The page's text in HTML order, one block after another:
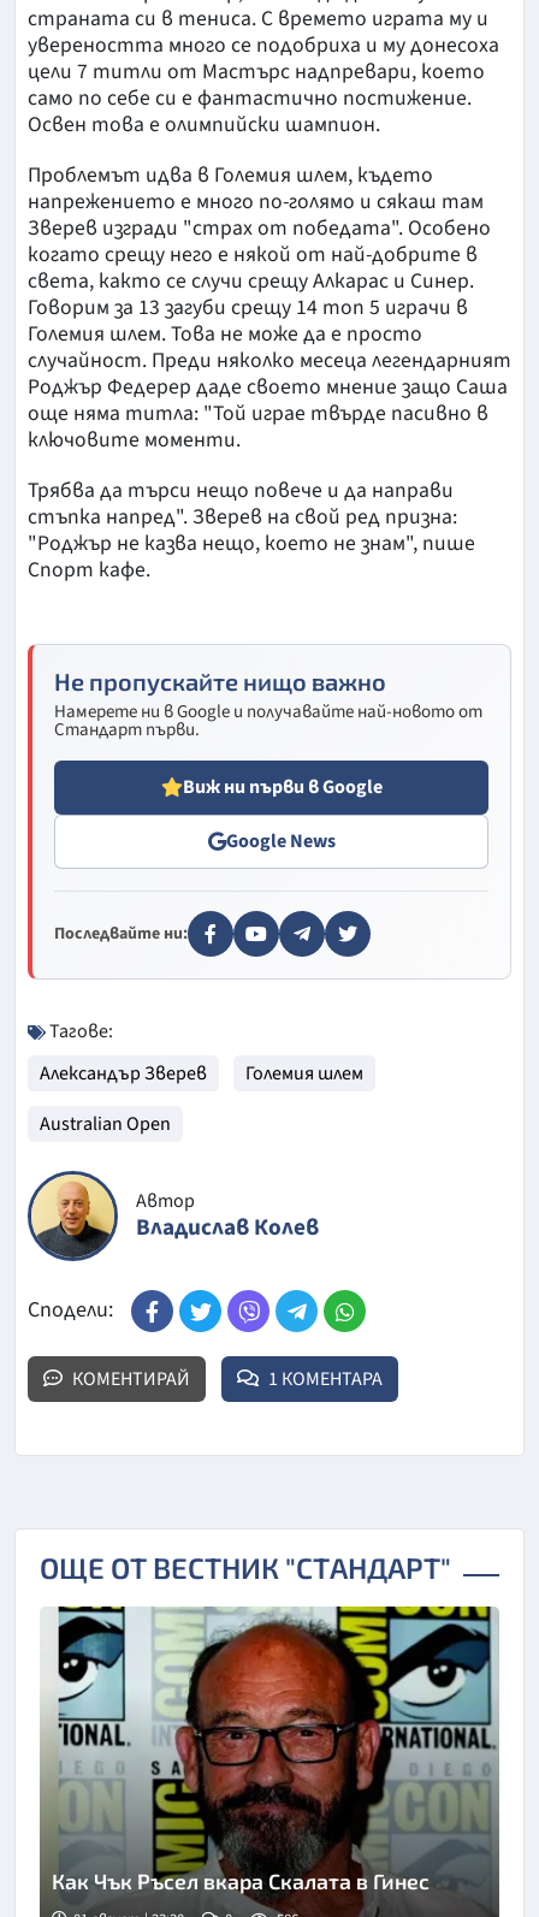
страната си в тениса. С времето играта му и
увереността много се подобриха и му донесоха
цели 7 титли от Мастърс надпревари, което
само по себе си е фантастично постижение.
Освен това е олимпийски шампион.
Проблемът идва в Големия шлем, където
напрежението е много по-голямо и сякаш там
Зверев изгради "страх от победата". Особено
когато срещу него е някой от най-добрите в
света, както се случи срещу Алкарас и Синер.
Говорим за 13 загуби срещу 14 топ 5 играчи в
Големия шлем. Това не може да е просто
случайност. Преди няколко месеца легендарният
Роджър Федерер даде своето мнение защо Саша
още няма титла: "Той играе твърде пасивно в
ключовите моменти.
Трябва да търси нещо повече и да направи
стъпка напред". Зверев на свой ред призна:
"Роджър не казва нещо, което не знам", пише
Спорт кафе.
Не пропускайте нищо важно
Намерете ни в Google и получавайте най-новото от
Стандарт първи.
Виж ни първи в Google
Google News
Последвайте ни:
Тагове:
Александър Зверев
Големия шлем
Australian Open
Автор
Владислав Колев
Сподели:
КОМЕНТИРАЙ 1 КОМЕНТАРА
ОЩЕ ОТ ВЕСТНИК "СТАНДАРТ"
Как Чък Ръсел вкара Скалата в Гинес